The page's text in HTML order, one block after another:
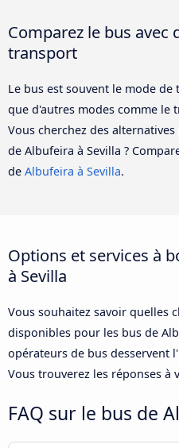
Comparez le bus avec
transport
Le bus est souvent le mode
que d'autres modes comme le
Vous cherchez des
de Albufeira à Sevilla ?
de Albufeira à Sevilla.
Options et services à
à Sevilla
Vous souhaitez savoir quelles
disponibles pour les bus de
opérateurs de bus desservent
Vous trouverez les réponses à
FAQ sur le bus de